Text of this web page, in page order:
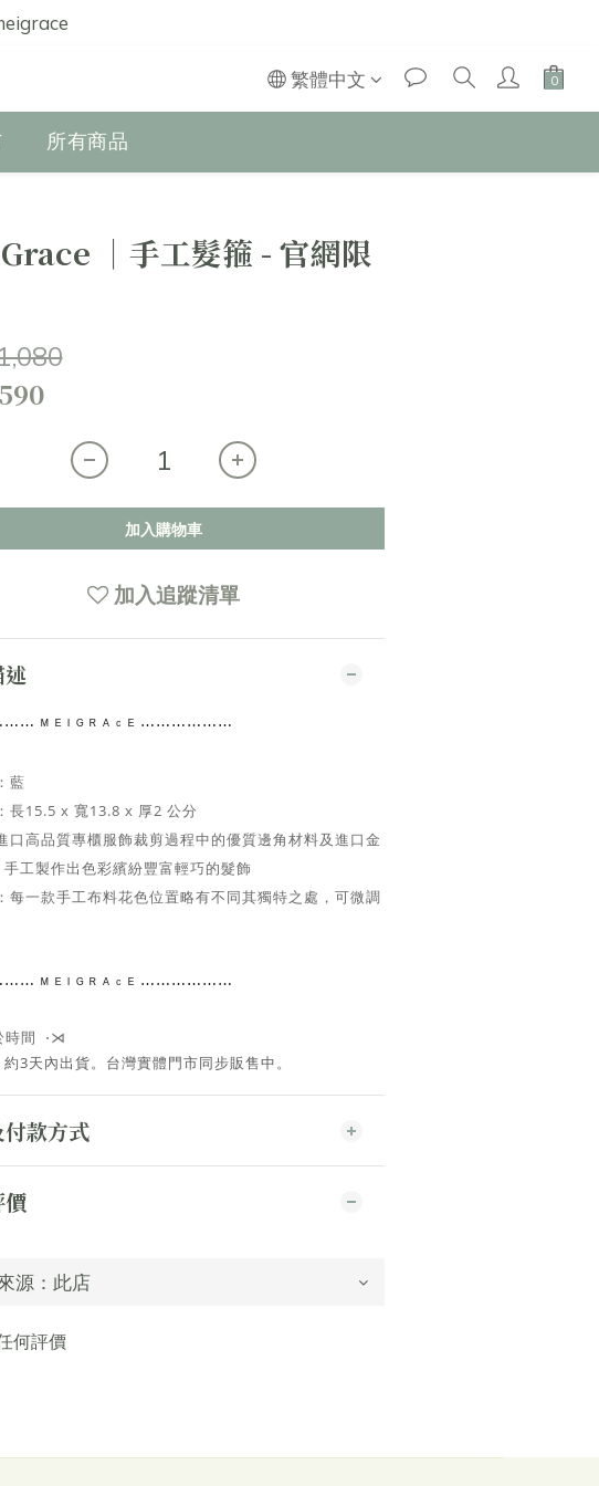
繁體中文
所有商品
│手工髮箍 - 官網限
加入購物車
加入追蹤清單
ᴹ ᴱ ᴵ ᴳ ᴿ ᴬ ᶜ ᴱ ⋯⋯⋯⋯ ⋯⋯
藍
長15.5 x 寬13.8 x 厚2 公分
口高品質專櫃服飾裁剪過程中的優質邊角材料及進口金
手工製作出色彩繽紛豐富輕巧的髮飾
每一款手工布料花色位置略有不同其獨特之處，可微調
ᴹ ᴱ ᴵ ᴳ ᴿ ᴬ ᶜ ᴱ ⋯⋯⋯⋯ ⋯⋯
時間 ⋅⋊
3天內出貨。台灣實體門市同步販售中。
款方式
何評價